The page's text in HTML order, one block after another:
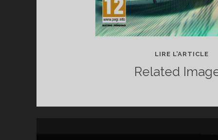
LIRE L’ARTICLE
Related